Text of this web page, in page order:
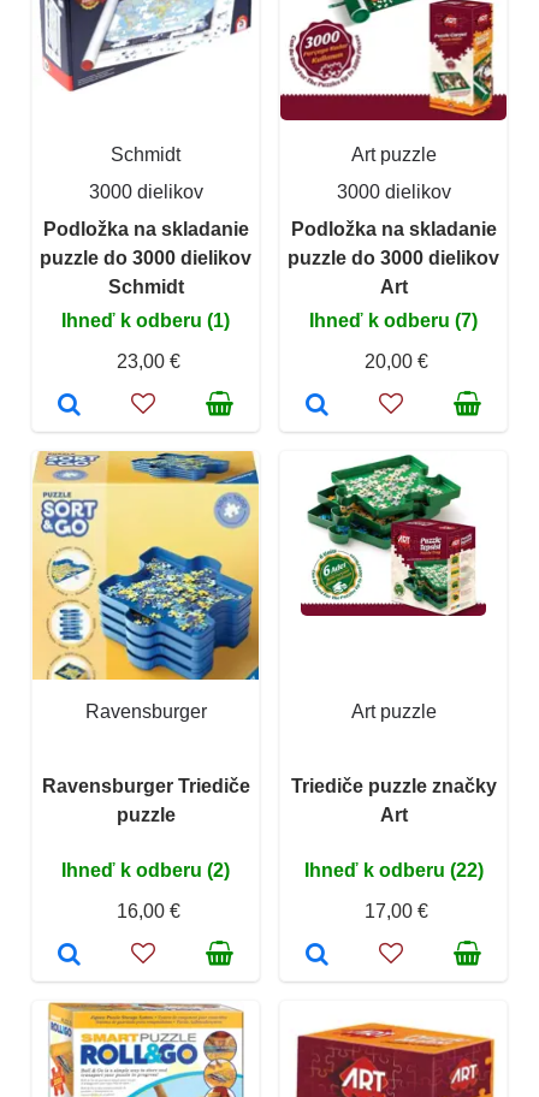
Schmidt
3000 dielikov
Podložka na skladanie
puzzle do 3000 dielikov
Schmidt
Ihneď k odberu (1)
23,00 €
Art puzzle
3000 dielikov
Podložka na skladanie
puzzle do 3000 dielikov
Art
Ihneď k odberu (7)
20,00 €
Ravensburger
Ravensburger Triediče
puzzle
Ihneď k odberu (2)
16,00 €
Art puzzle
Triediče puzzle značky
Art
Ihneď k odberu (22)
17,00 €